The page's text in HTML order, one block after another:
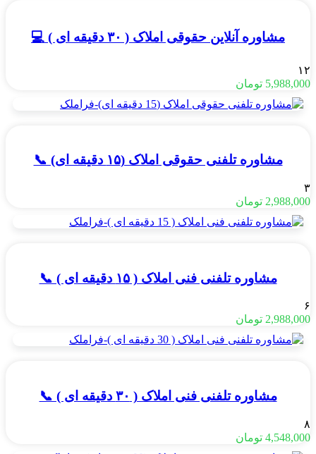
مشاوره آنلاین حقوقی املاک ( ۳۰ دقیقه ای ) 💻
۱۲
5,988,000 تومان
مشاوره تلفنی حقوقی املاک (۱۵ دقیقه ای) 📞
۳
2,988,000 تومان
مشاوره تلفنی فنی املاک ( ۱۵ دقیقه ای ) 📞
۶
2,988,000 تومان
مشاوره تلفنی فنی املاک ( ۳۰ دقیقه ای ) 📞
۸
4,548,000 تومان